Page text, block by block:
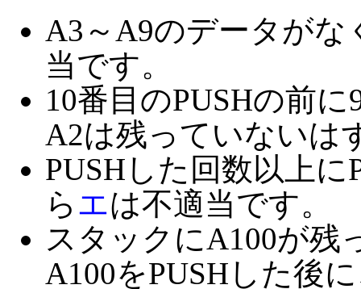
A3～A9のデータが
当です。
10番目のPUSHの前
A2は残っていないは
PUSHした回数以上
ら エは不適当です。
スタックにA100が残
A100をPUSHした後